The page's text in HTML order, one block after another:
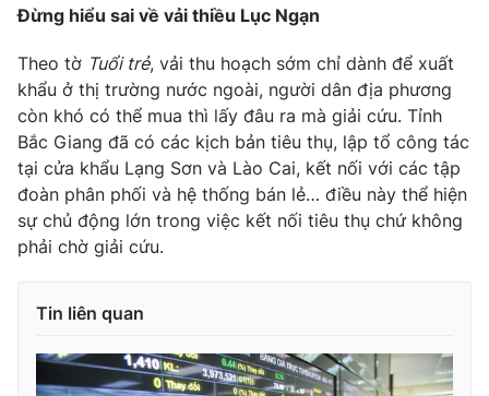
Đừng hiểu sai về vải thiều Lục Ngạn
Theo tờ Tuổi trẻ, vải thu hoạch sớm chỉ dành để xuất
khẩu ở thị trường nước ngoài, người dân địa phương
còn khó có thể mua thì lấy đâu ra mà giải cứu. Tỉnh
Bắc Giang đã có các kịch bản tiêu thụ, lập tổ công tác
tại cửa khẩu Lạng Sơn và Lào Cai, kết nối với các tập
đoàn phân phối và hệ thống bán lẻ… điều này thể hiện
sự chủ động lớn trong việc kết nối tiêu thụ chứ không
phải chờ giải cứu.
Tin liên quan